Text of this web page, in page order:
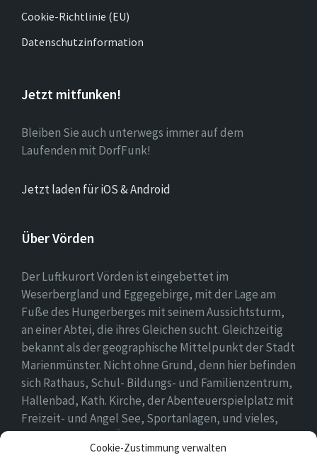
Cookie-Zustimmung verwalten
Cookie-Richtlinie (EU)
Datenschutzinformation
Jetzt mitfunken!
Bleiben Sie auch unterwegs immer auf dem
Laufenden mit DorfFunk!
Jetzt laden für iOS & Android
Über Vörden
Der Luftkurort Vörden ist eingebettet im
Weserbergland und Eggegebirge, mit der Lage am
Fuße des Hungerberges mit seinem Aussichtsturm,
an einer Abtei, die ihres Gleichen sucht. Gleichzeitig
bekannt als der geographische Mittelpunkt der Stadt
Marienmünster. Nicht ohne Grund, denn hier befinden
sich Rathaus, Schul- Bildungs- und Familienzentrum,
Hallenbad, Kath. Kirche, der Abenteuerspielplatz mit
Freizeit- und Angel See, Sportanlagen, und vieles,
vieles mehr. Einen Überblick findet ihr hier auf
unserer Webseite..